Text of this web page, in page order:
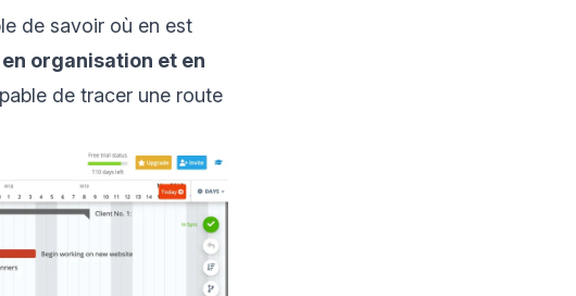
de savoir où en est
organisation et en
de tracer une route